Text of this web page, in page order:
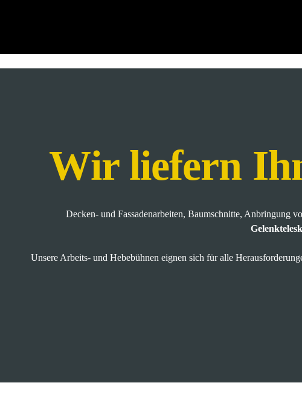
Wir liefern
Decken- und Fassadenarbeiten, Baumschnitte, Anbringung
Unsere Arbeits- und Hebebühnen eignen sich für alle